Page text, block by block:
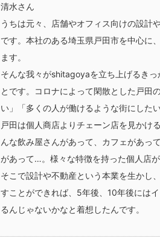
清水さん
うちは元々、店舗やオフィス向けの設計
です。本社のある埼玉県戸田市を中心に
ます。
そんな我々がshitagoyaを立ち上げるき
とです。コロナによって閑散とした戸田
い」「多くの人が働けるような街にした
戸田は個人商店よりチェーン店を見かけ
んな飲み屋さんがあって、カフェがあっ
があって…。様々な特徴を持った個人店
そこで設計や不動産という本業を生かし
すことができれば、5年後、10年後には
るんじゃないかなと着想したんです。